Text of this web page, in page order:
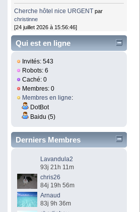
Cherche hôtel nice URGENT par
christinne
[24 juillet 2026 à 15:56:46]
Qui est en ligne
Invités: 543
Robots: 6
Caché: 0
Membres: 0
Membres en ligne:
DotBot
Baidu (5)
Derniers Membres
Lavandula2
93j 21h 11m
chris26
84j 19h 56m
Arnaud
83j 9h 36m